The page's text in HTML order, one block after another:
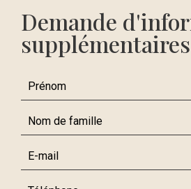
Demande
supplémentaires